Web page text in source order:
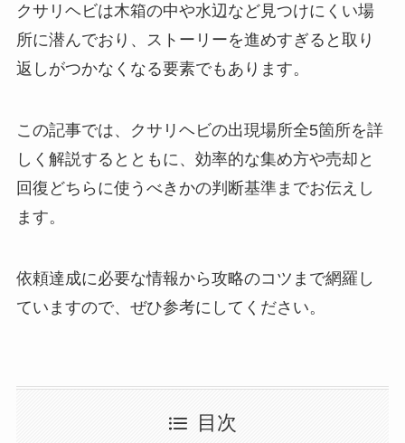
クサリヘビは木箱の中や水辺など見つけにくい場
所に潜んでおり、ストーリーを進めすぎると取り
返しがつかなくなる要素でもあります。
この記事では、クサリヘビの出現場所全5箇所を詳
しく解説するとともに、効率的な集め方や売却と
回復どちらに使うべきかの判断基準までお伝えし
ます。
依頼達成に必要な情報から攻略のコツまで網羅し
ていますので、ぜひ参考にしてください。
目次